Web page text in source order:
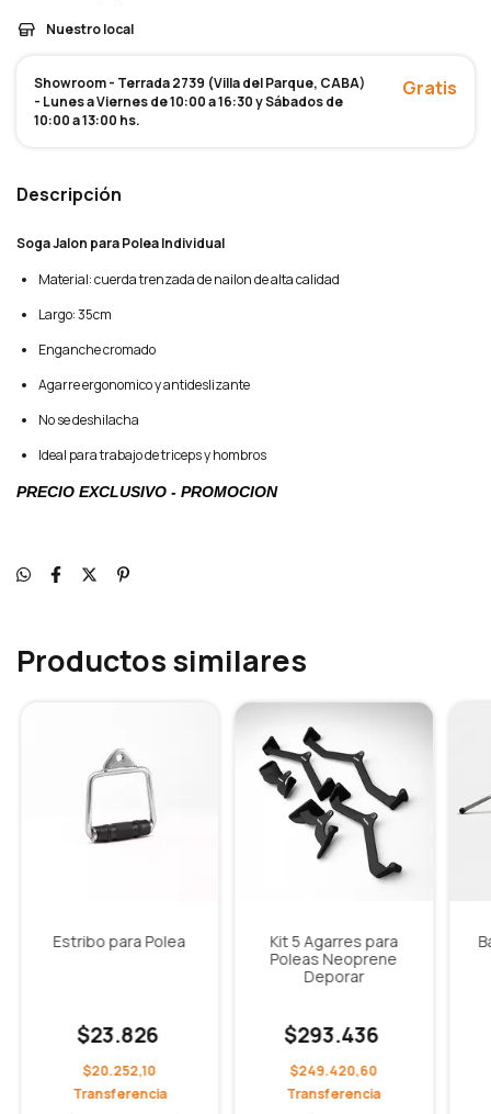
Nuestro local
Showroom - Terrada 2739 (Villa del Parque, CABA)
- Lunes a Viernes de 10:00 a 16:30 y Sábados de
10:00 a 13:00 hs.
Gratis
Descripción
Soga Jalon para Polea Individual
Material: cuerda trenzada de nailon de alta calidad
Largo: 35cm
Enganche cromado
Agarre ergonomico y antideslizante
No se deshilacha
Ideal para trabajo de triceps y hombros
PRECIO EXCLUSIVO - PROMOCION
Productos similares
Estribo para Polea
$23.826
$20.252,10
Kit 5 Agarres para
Poleas Neoprene
Deporar
$293.436
$249.420,60